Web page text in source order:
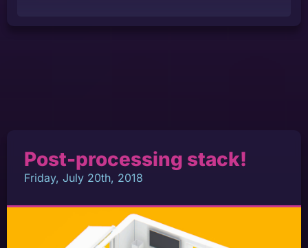
Post-processing stack!
Friday, July 20th, 2018